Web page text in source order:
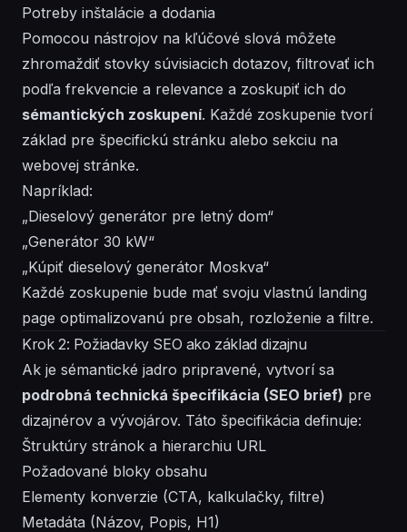
Potreby inštalácie a dodania
Pomocou nástrojov na kľúčové slová môžete
zhromaždiť stovky súvisiacich dotazov, filtrovať ich
podľa frekvencie a relevance a zoskupiť ich do
sémantických zoskupení. Každé zoskupenie tvorí
základ pre špecifickú stránku alebo sekciu na
webovej stránke.
Napríklad:
„Dieselový generátor pre letný dom“
„Generátor 30 kW“
„Kúpiť dieselový generátor Moskva“
Každé zoskupenie bude mať svoju vlastnú landing
page optimalizovanú pre obsah, rozloženie a filtre.
Krok 2: Požiadavky SEO ako základ dizajnu
Ak je sémantické jadro pripravené, vytvorí sa
podrobná technická špecifikácia (SEO brief) pre
dizajnérov a vývojárov. Táto špecifikácia definuje:
Štruktúry stránok a hierarchiu URL
Požadované bloky obsahu
Elementy konverzie (CTA, kalkulačky, filtre)
Metadáta (Názov, Popis, H1)